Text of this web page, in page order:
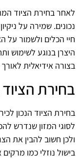
לאחר בחירת הציוד
נכונים. שמירה על
חיי הכלים ולשמור על
היצרן בנוגע לשימוש
בצורה אידיאלית לאורך
בחירת
בחירת הציוד הנכון
לסוגי המזון שנדרש
ולכן חשוב להבין את
בישול נוזלי כמו